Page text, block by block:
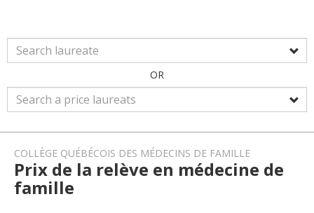
OR
COLLÈGE QUÉBÉCOIS DES MÉDECINS DE FAMILLE
Prix de la relève en médecine de
famille